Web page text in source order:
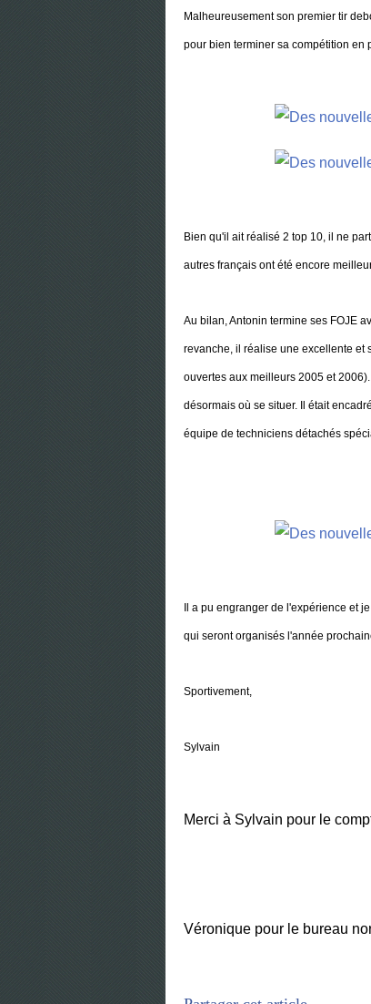
Malheureusement son premier tir
pour bien terminer sa compétition en
Bien qu'il ait réalisé 2 top 10, il ne
autres français ont été encore
Au bilan, Antonin termine ses FOJE
revanche, il réalise une excellente et
ouvertes aux meilleurs 2005 et
désormais où se situer. Il était
équipe de techniciens détachés
Il a pu engranger de l'expérience et
qui seront organisés l'année
Sportivement,
Sylvain
Merci à Sylvain pour le
Véronique pour le bureau